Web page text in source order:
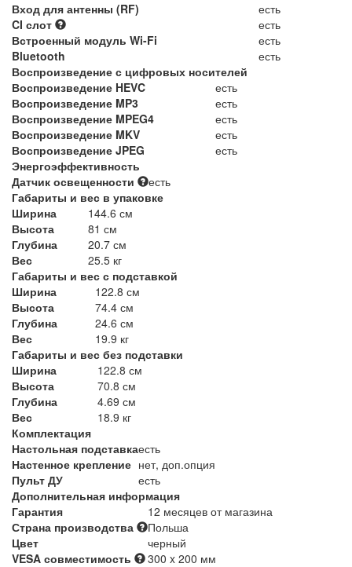
Вход для антенны (RF)
есть
CI слот
есть
Встроенный модуль Wi-Fi
есть
Bluetooth
есть
Воспроизведение с цифровых носителей
Воспроизведение HEVC
есть
Воспроизведение MP3
есть
Воспроизведение MPEG4
есть
Воспроизведение MKV
есть
Воспроизведение JPEG
есть
Энергоэффективность
Датчик освещенности
есть
Габариты и вес в упаковке
Ширина
144.6 см
Высота
81 см
Глубина
20.7 см
Вес
25.5 кг
Габариты и вес с подставкой
Ширина
122.8 см
Высота
74.4 см
Глубина
24.6 см
Вес
19.9 кг
Габариты и вес без подставки
Ширина
122.8 см
Высота
70.8 см
Глубина
4.69 см
Вес
18.9 кг
Комплектация
Настольная подставкаесть
Настенное крепление нет, доп.опция
Пульт ДУ
есть
Дополнительная информация
Гарантия
12 месяцев от магазина
Страна производства
Польша
Цвет
черный
VESA совместимость
300 x 200 мм